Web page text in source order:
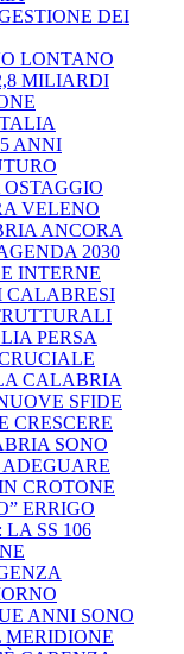
DEI
LONTANO
MILIARDI
ANNI
VELENO
ANCORA
2030
INTERNE
CALABRESI
PERSA
CALABRIA
SFIDE
CRESCERE
SONO
CROTONE
ERRIGO
LA SS 106
ANNI SONO
MERIDIONE